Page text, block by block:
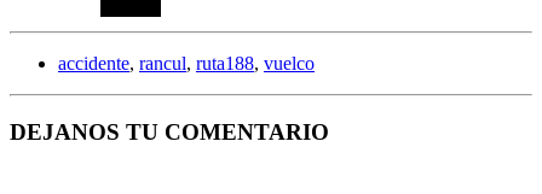
accidente, rancul, ruta188, vuelco
DEJANOS TU COMENTARIO